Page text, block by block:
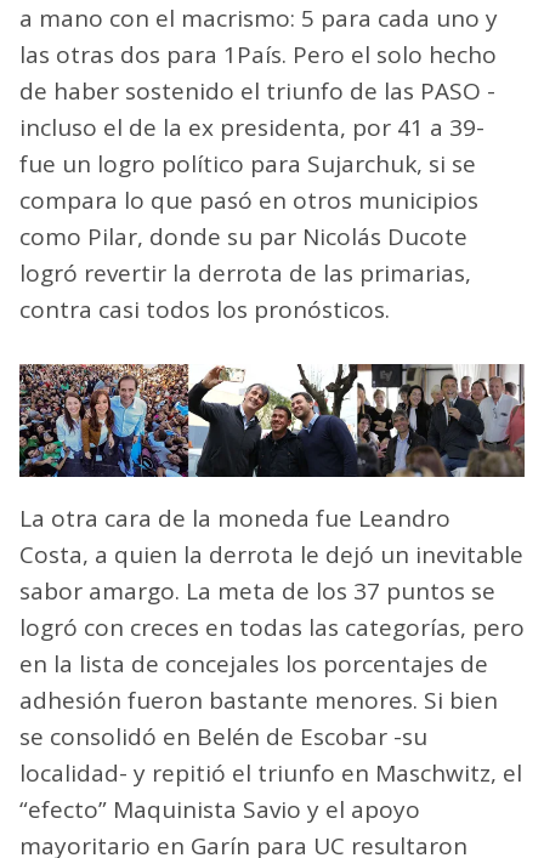
a mano con el macrismo: 5 para cada uno y
las otras dos para 1País. Pero el solo hecho
de haber sostenido el triunfo de las PASO -
incluso el de la ex presidenta, por 41 a 39-
fue un logro político para Sujarchuk, si se
compara lo que pasó en otros municipios
como Pilar, donde su par Nicolás Ducote
logró revertir la derrota de las primarias,
contra casi todos los pronósticos.
La otra cara de la moneda fue Leandro
Costa, a quien la derrota le dejó un inevitable
sabor amargo. La meta de los 37 puntos se
logró con creces en todas las categorías, pero
en la lista de concejales los porcentajes de
adhesión fueron bastante menores. Si bien
se consolidó en Belén de Escobar -su
localidad- y repitió el triunfo en Maschwitz, el
“efecto” Maquinista Savio y el apoyo
mayoritario en Garín para UC resultaron